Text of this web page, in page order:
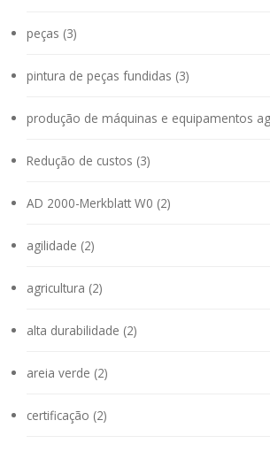
peças (3)
pintura de peças fundidas (3)
produção de máquinas e equipamentos
Redução de custos (3)
AD 2000-Merkblatt W0 (2)
agilidade (2)
agricultura (2)
alta durabilidade (2)
areia verde (2)
certificação (2)